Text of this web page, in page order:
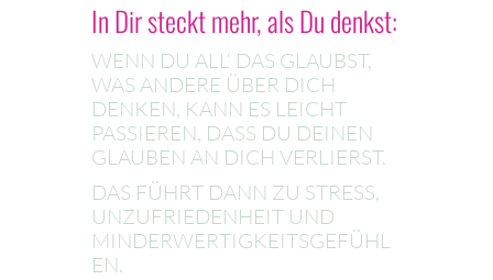
In Dir steckt mehr, als Du denkst:
WENN DU ALL‘ DAS GLAUBST,
WAS ANDERE ÜBER DICH
DENKEN, KANN ES LEICHT
PASSIEREN, DASS DU DEINEN
GLAUBEN AN DICH VERLIERST.
DAS FÜHRT DANN ZU STRESS,
UNZUFRIEDENHEIT UND
MINDERWERTIGKEITSGEFÜHL
EN.